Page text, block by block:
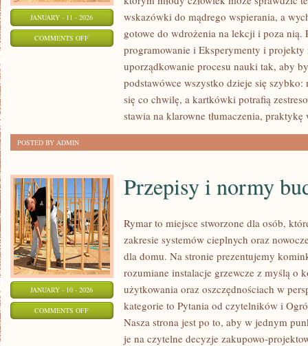
JANUARY - 11 - 2026
COMMENTS OFFON
wskazówki do mądrego wspierania, a
gotowe do wdrożenia na lekcji i poza nią.
programowanie i Eksperymenty i projekty
uporządkowanie procesu nauki tak, aby
podstawówce wszystko dzieje się szybko:
się co chwilę, a kartkówki potrafią
stawia na klarowne tłumaczenia, praktykę
POSTED BY ADMIN
JANUARY - 10 - 2026
COMMENTS OFFON
Przepisy i normy
Rymar to miejsce stworzone dla osób,
zakresie systemów cieplnych oraz
dla domu. Na stronie prezentujemy
rozumiane instalacje grzewcze z myślą o
użytkowania oraz oszczędnościach w
kategorie to Pytania od czytelników i
Nasza strona jest po to, aby w jednym
je na czytelne decyzje zakupowo-